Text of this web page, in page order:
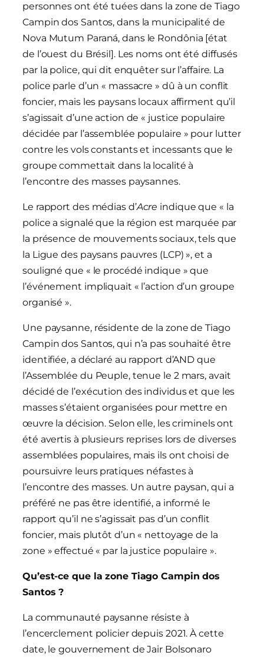
personnes ont été tuées dans la zone de Tiago
Campin dos Santos, dans la municipalité de
Nova Mutum Paraná, dans le Rondônia [état
de l’ouest du Brésil]. Les noms ont été diffusés
par la police, qui dit enquêter sur l’affaire. La
police parle d’un « massacre » dû à un conflit
foncier, mais les paysans locaux affirment qu’il
s’agissait d’une action de « justice populaire
décidée par l’assemblée populaire » pour lutter
contre les vols constants et incessants que le
groupe commettait dans la localité à
l’encontre des masses paysannes.
Le rapport des médias d’Acre indique que « la
police a signalé que la région est marquée par
la présence de mouvements sociaux, tels que
la Ligue des paysans pauvres (LCP) », et a
souligné que « le procédé indique » que
l’événement impliquait « l’action d’un groupe
organisé ».
Une paysanne, résidente de la zone de Tiago
Campin dos Santos, qui n’a pas souhaité être
identifiée, a déclaré au rapport d’AND que
l’Assemblée du Peuple, tenue le 2 mars, avait
décidé de l’exécution des individus et que les
masses s’étaient organisées pour mettre en
œuvre la décision. Selon elle, les criminels ont
été avertis à plusieurs reprises lors de diverses
assemblées populaires, mais ils ont choisi de
poursuivre leurs pratiques néfastes à
l’encontre des masses. Un autre paysan, qui a
préféré ne pas être identifié, a informé le
rapport qu’il ne s’agissait pas d’un conflit
foncier, mais plutôt d’un « nettoyage de la
zone » effectué « par la justice populaire ».
Qu’est-ce que la zone Tiago Campin dos
Santos ?
La communauté paysanne résiste à
l’encerclement policier depuis 2021. À cette
date, le gouvernement de Jair Bolsonaro